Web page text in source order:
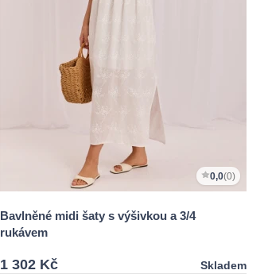
0,0(0)
Bavlněné midi šaty s výšivkou a 3/4
rukávem
1 302 Kč
Skladem